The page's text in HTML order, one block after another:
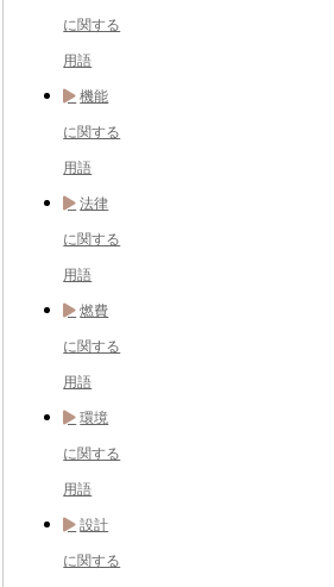
に関する
用語
機能
に関する
用語
法律
に関する
用語
燃費
に関する
用語
環境
に関する
用語
設計
に関する